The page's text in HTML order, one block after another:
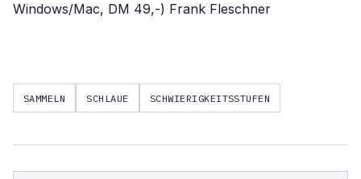
Windows/Mac, DM 49,-) Frank Fleschner
SAMMELN SCHLAUE SCHWIERIGKEITSSTUFEN